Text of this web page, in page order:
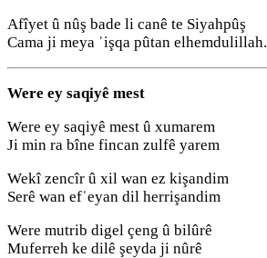
Afîyet û nûş bade li canê te Siyahpûş
Cama ji meya ˈişqa pûtan elhemdulillah.
Were ey saqiyê mest
Were ey saqiyê mest û xumarem
Ji min ra bîne fincan zulfê yarem
Wekî zencîr û xil wan ez kişandim
Serê wan efˈeyan dil herrişandim
Were mutrib digel çeng û bilûrê
Muferreh ke dilê şeyda ji nûrê